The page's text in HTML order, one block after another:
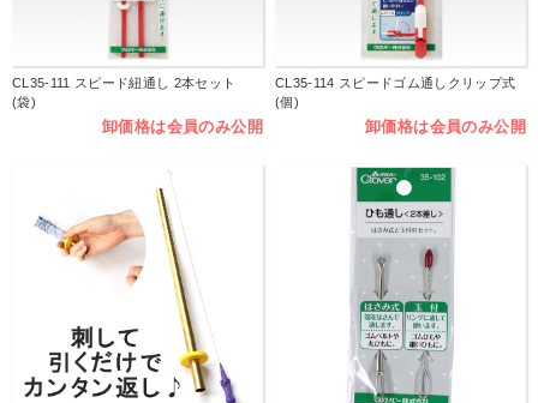
CL35-111 スピード紐通し 2本セット
(袋)
卸価格は会員のみ公開
CL35-114 スピードゴム通しクリップ式
(個)
卸価格は会員のみ公開